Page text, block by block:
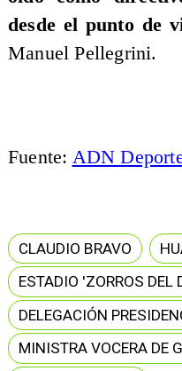
desde el punto de
Manuel Pellegrini.
Fuente: ADN
CLAUDIO BRAVO
ESTADIO 'ZORROS DEL
DELEGACIÓN
MINISTRA VOCERA DE